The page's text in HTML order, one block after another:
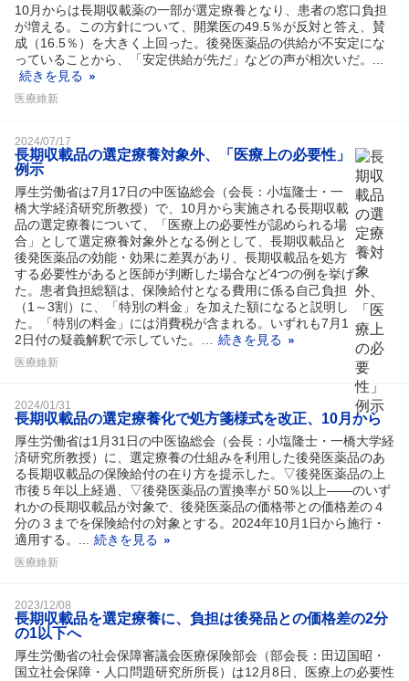
10月からは長期収載薬の一部が選定療養となり、患者の窓口負担
が増える。この方針について、開業医の49.5％が反対と答え、賛
成（16.5％）を大きく上回った。後発医薬品の供給が不安定にな
っていることから、「安定供給が先だ」などの声が相次いだ。...
続きを見る
医療維新
2024/07/17
長期収載品の選定療養対象外、「医療上の必要性」
例示
厚生労働省は7月17日の中医協総会（会長：小塩隆士・一
橋大学経済研究所教授）で、10月から実施される長期収載
品の選定療養について、「医療上の必要性が認められる場
合」として選定療養対象外となる例として、長期収載品と
後発医薬品の効能・効果に差異があり、長期収載品を処方
する必要性があると医師が判断した場合など4つの例を挙げ
た。患者負担総額は、保険給付となる費用に係る自己負担
（1～3割）に、「特別の料金」を加えた額になると説明し
た。「特別の料金」には消費税が含まれる。いずれも7月1
2日付の疑義解釈で示していた。… 続きを見る
医療維新
2024/01/31
長期収載品の選定療養化で処方箋様式を改正、10月から
厚生労働省は1月31日の中医協総会（会長：小塩隆士・一橋大学経
済研究所教授）に、選定療養の仕組みを利用した後発医薬品のあ
る長期収載品の保険給付の在り方を提示した。▽後発医薬品の上
市後５年以上経過、▽後発医薬品の置換率が 50％以上――のいず
れかの長期収載品が対象で、後発医薬品の価格帯との価格差の４
分の３までを保険給付の対象とする。2024年10月1日から施行・
適用する。... 続きを見る
医療維新
2023/12/08
長期収載品を選定療養に、負担は後発品との価格差の2分
の1以下へ
厚生労働省の社会保障審議会医療保険部会（部会長：田辺国昭・
国立社会保障・人口問題研究所所長）は12月8日、医療上の必要性